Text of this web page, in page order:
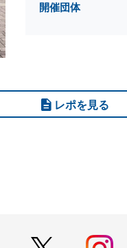
開催団体
レポを見る